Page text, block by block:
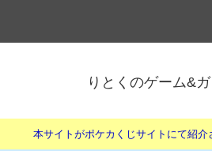
りとくのゲーム&
本サイトがポケカくじサイトにて紹介